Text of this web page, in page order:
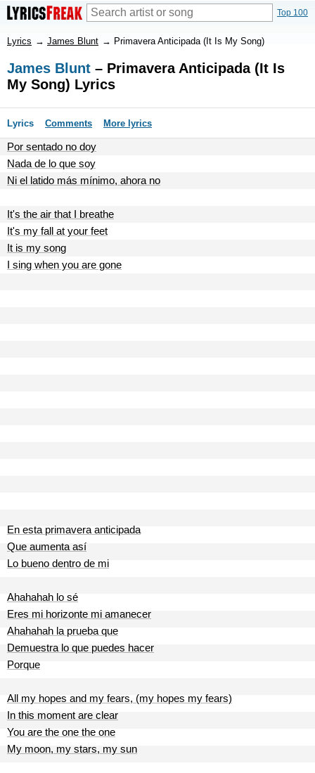
Top 100
Lyrics → James Blunt → Primavera Anticipada (It Is My Song)
James Blunt – Primavera Anticipada (It Is
My Song) Lyrics
Lyrics Comments More lyrics
Por sentado no doy
Nada de lo que soy
Ni el latido más mínimo, ahora no
It's the air that I breathe
It's my fall at your feet
It is my song
I sing when you are gone
En esta primavera anticipada
Que aumenta así
Lo bueno dentro de mi
Ahahahah lo sé
Eres mi horizonte mi amanecer
Ahahahah la prueba que
Demuestra lo que puedes hacer
Porque
All my hopes and my fears, (my hopes my fears)
In this moment are clear
You are the one the one
My moon, my stars, my sun